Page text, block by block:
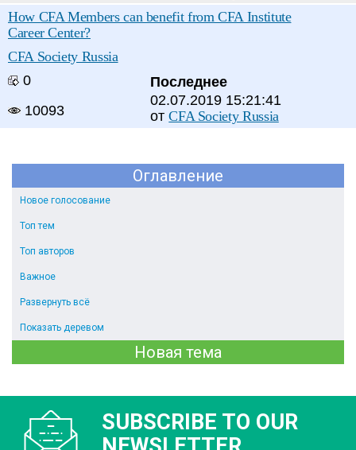
How CFA Members can benefit from CFA Institute
Career Center?
CFA Society Russia
0
10093
Последнее
02.07.2019 15:21:41
отCFA Society Russia
Оглавление
Новое голосование
Топ тем
Топ авторов
Важное
Развернуть всё
Показать деревом
Новая тема
SUBSCRIBE TO OUR